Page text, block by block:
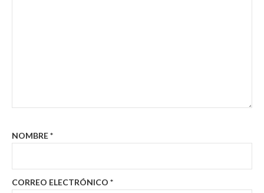
NOMBRE*
CORREO ELECTRÓNICO *